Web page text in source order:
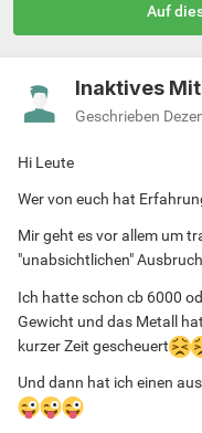
Auf
Inaktives
Geschrieben
Hi Leute
Wer von euch hat
Mir geht es vor allem um
"unabsichtlichen" Ausbruch
Ich hatte schon cb 6000
Gewicht und das Metall
kurzer Zeit gescheuert
Und dann hat ich einen